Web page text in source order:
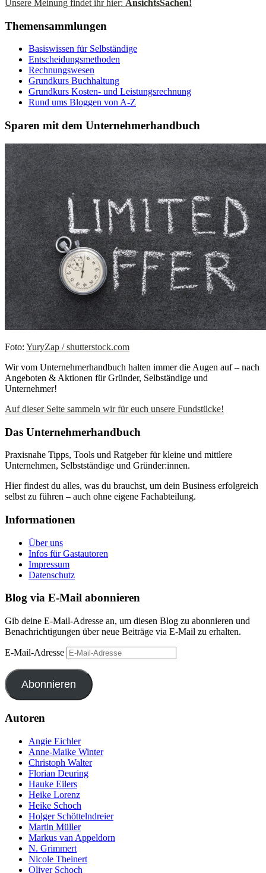
Unsere Meinung findet ihr hier: AnsichtsSachen!
Themensammlungen
Basiswissen für Selbständige
Entscheidungsmethoden
Rechnungswesen
Grundkurs Buchhaltung
Grundkurs Kosten- und Leistungsrechnung
Rund ums Bloggen von A-Z
Sparen mit dem Unternehmerhandbuch
Foto: YuryZap / shutterstock.com
Wir vom Unternehmerhandbuch halten immer die Augen auf – nach
Angeboten & Aktionen für Gründer, Selbständige und
Unternehmer!
Auf dieser Seite sammeln wir für euch unsere Fundstücke!
Das Unternehmerhandbuch
Praxisnahe Tipps, Tools und Ratgeber für kleine und mittlere
Unternehmen, Selbstständige und Gründer:innen.
Hier findest du alles, was du brauchst, um dein Business erfolgreich
selbst zu führen – auch ohne eigene Fachabteilung.
Informationen
Über uns
Infos für Gastautoren
Impressum
Datenschutz
Blog via E-Mail abonnieren
Gib deine E-Mail-Adresse an, um diesen Blog zu abonnieren und
Benachrichtigungen über neue Beiträge via E-Mail zu erhalten.
E-Mail-Adresse
Abonnieren
Autoren
Angie Eichler
Anne-Maike Winter
Christoph Walter
Florian Deuring
Hauke Eilers
Heike Lorenz
Heike Schoch
Holger Schöttelndreier
Martin Müller
Markus van Appeldorn
N. Grimmert
Nicole Theinert
Oliver Schoch